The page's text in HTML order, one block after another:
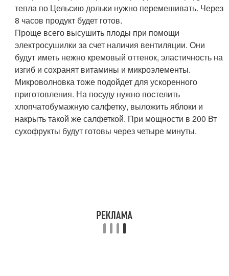
тепла по Цельсию дольки нужно перемешивать. Через
8 часов продукт будет готов.
Проще всего высушить плоды при помощи
электросушилки за счет наличия вентиляции. Они
будут иметь нежно кремовый оттенок, эластичность на
изгиб и сохранят витамины и микроэлементы.
Микроволновка тоже подойдет для ускоренного
приготовления. На посуду нужно постелить
хлопчатобумажную салфетку, выложить яблоки и
накрыть такой же салфеткой. При мощности в 200 Вт
сухофрукты будут готовы через четыре минуты.